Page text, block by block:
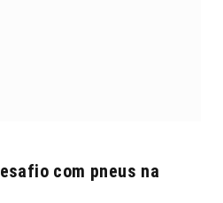
com pneus na